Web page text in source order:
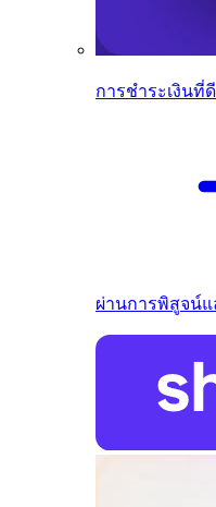
การชำระเงินที่
ผ่านการพิสูจน์แ